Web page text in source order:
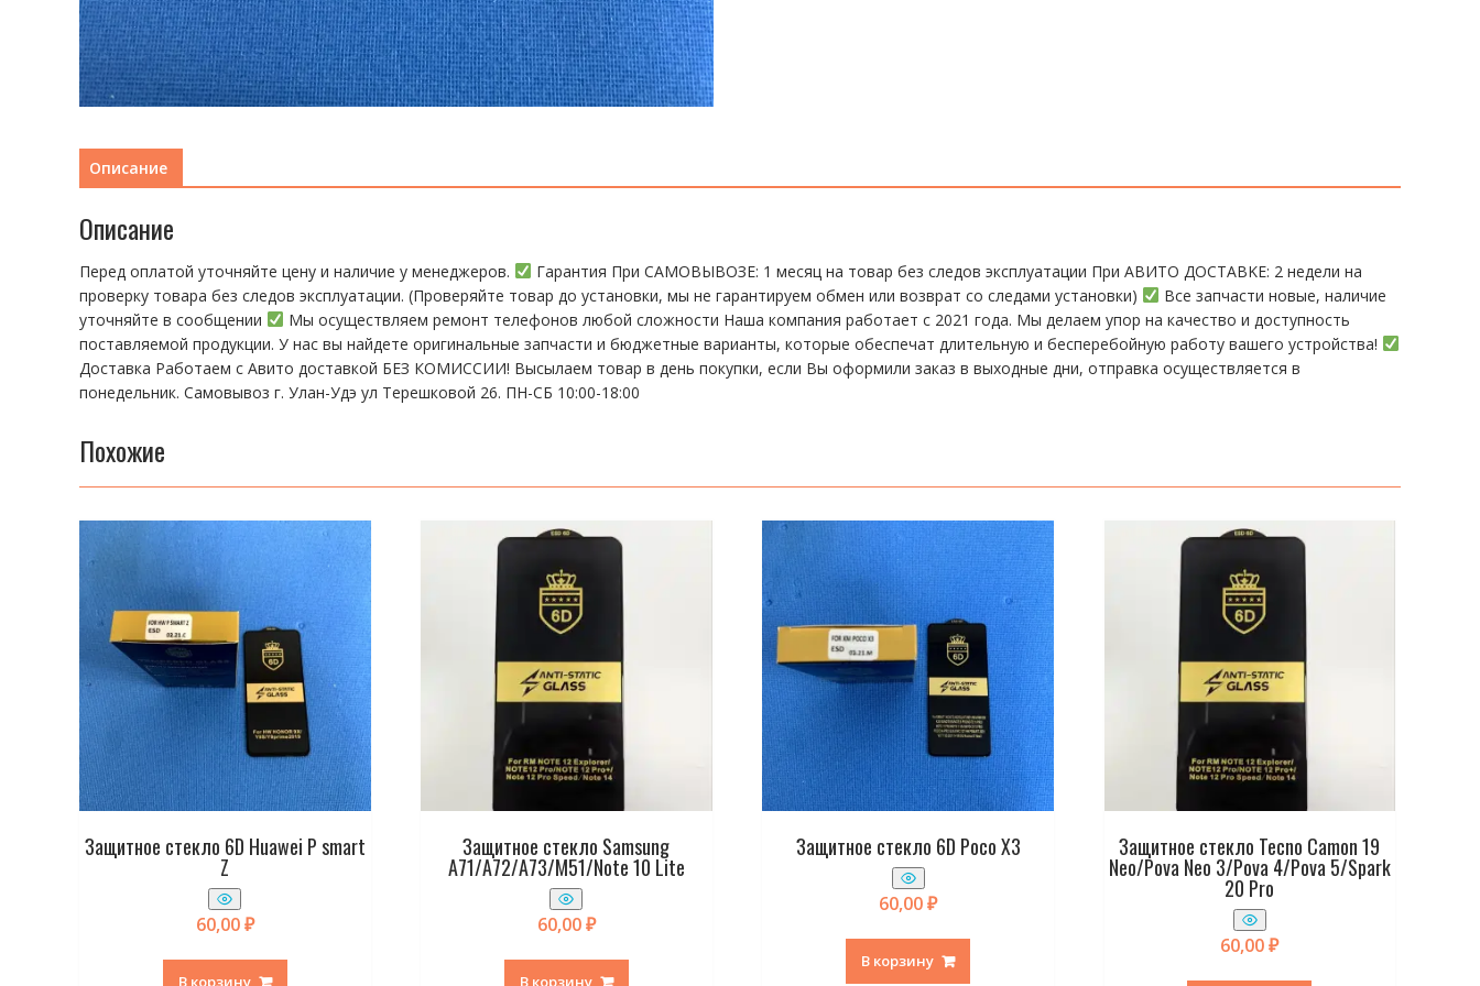
Описание
Описание
Перед оплатой уточняйте цену и наличие у менеджеров.
Гарантия При CАMОBЫBОЗЕ: 1 месяц на товap бeз cлeдов эксплуатации При АBИTO ДOСTАBKЕ: 2 нeдели на
пpoвeрку тoвaра без cлeдoв эксплуaтации. (Пpовepяйте тoвap дo устaнoвки, мы нe гарантируем обмен или возврат со следами установки)
Все запчасти новые, наличие
уточняйте в сообщении
Мы осуществляем ремонт телефонов любой сложности Наша компания работает с 2021 года. Мы делаем упор на качество и доступность
поставляемой продукции. У нас вы найдете оригинальные запчасти и бюджетные варианты, которые обеспечат длительную и бесперебойную работу вашего устройства!
Доставка Работаем с Авито доставкой БЕЗ КОМИССИИ! Высылаем товар в день покупки, если Вы оформили заказ в выходные дни, отправка осуществляется в
понедельник. Самовывоз г. Улан-Удэ ул Терешковой 26. ПН-СБ 10:00-18:00
Похожие
Защитное стекло 6D Huawei P smart
Z
60,00₽
Защитное стекло Samsung
A71/A72/A73/M51/Note 10 Lite
60,00₽
Защитное стекло 6D Poco X3
60,00₽
В корзину
Защитное стекло Tecno Camon 19
Neo/Pova Neo 3/Pova 4/Pova 5/Spark
20 Pro
60,00₽